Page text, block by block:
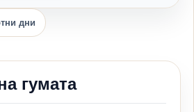
дни
гумата